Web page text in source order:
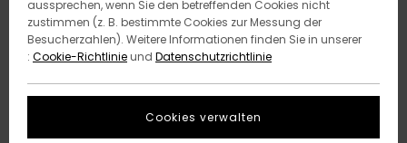
aussprechen, wenn Sie den betreffenden Cookies nicht
zustimmen (z. B. bestimmte Cookies zur Messung der
Besucherzahlen). Weitere Informationen finden Sie in unserer
: Cookie-Richtlinieund Datenschutzrichtlinie
Cookies verwalten